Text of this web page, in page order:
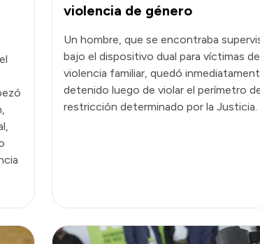
violencia de género
Un hombre, que se encontraba
bajo el dispositivo dual para víctimas de
violencia familiar, quedó
detenido luego de violar el perímetro
restricción determinado por la Justicia.